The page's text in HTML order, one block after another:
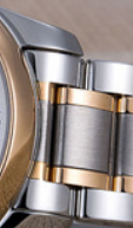
室（需提前
需提前预约）
室（需提
902室（需
心写字楼（
（需提前预约
权店）3层整